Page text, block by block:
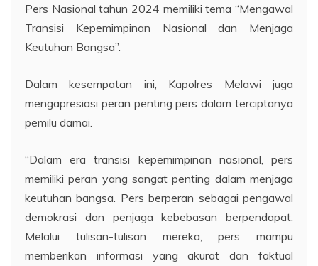
Pers Nasional tahun 2024 memiliki tema “Mengawal
Transisi Kepemimpinan Nasional dan Menjaga
Keutuhan Bangsa”.
Dalam kesempatan ini, Kapolres Melawi juga
mengapresiasi peran penting pers dalam terciptanya
pemilu damai.
“Dalam era transisi kepemimpinan nasional, pers
memiliki peran yang sangat penting dalam menjaga
keutuhan bangsa. Pers berperan sebagai pengawal
demokrasi dan penjaga kebebasan berpendapat.
Melalui tulisan-tulisan mereka, pers mampu
memberikan informasi yang akurat dan faktual